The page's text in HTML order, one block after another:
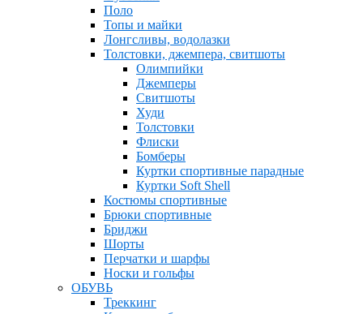
Поло
Топы и майки
Лонгсливы, водолазки
Толстовки, джемпера, свитшоты
Олимпийки
Джемперы
Свитшоты
Худи
Толстовки
Флиски
Бомберы
Куртки спортивные парадные
Куртки Soft Shell
Костюмы спортивные
Брюки спортивные
Бриджи
Шорты
Перчатки и шарфы
Носки и гольфы
ОБУВЬ
Треккинг